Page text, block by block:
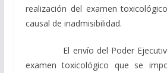
realización del examen
causal de inadmisibilidad.
El envío del Poder Ejecutivo
examen toxicológico que se